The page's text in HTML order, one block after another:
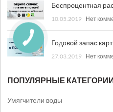
Беспроцентная
10.05.2019 Нет
Годовой запас
27.03.2019 Нет
ПОПУЛЯРНЫЕ
Умягчители воды